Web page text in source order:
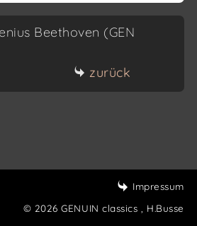
Beethoven (GEN
zurück
Impressum
© 2026 GENUIN classics
, H.Busse